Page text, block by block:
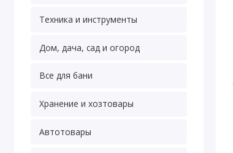
Техника и инструменты
Дом, дача, сад и огород
Все для бани
Хранение и хозтовары
Автотовары